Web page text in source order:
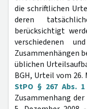
die schriftlichen
deren
berücksichtigt
verschiedenen
Zusammenhängen
üblichen
BGH, Urteil vom 26.
StPO § 267 Abs.
Zusammenhang